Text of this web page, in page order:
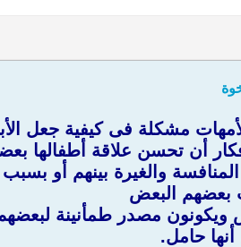
مشكلة فى كيفية جعل
أن تحسن علاقة أطفالها
والغيرة بينهم أو
بعضهم البعض
ويكونون مصدر طمأنينة
حامل.